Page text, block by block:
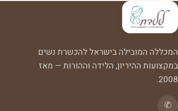
המכללה המובילה בישראל להכשרת נשים
במקצועות ההיריון, הלידה וההורות — מאז
2008.
✆